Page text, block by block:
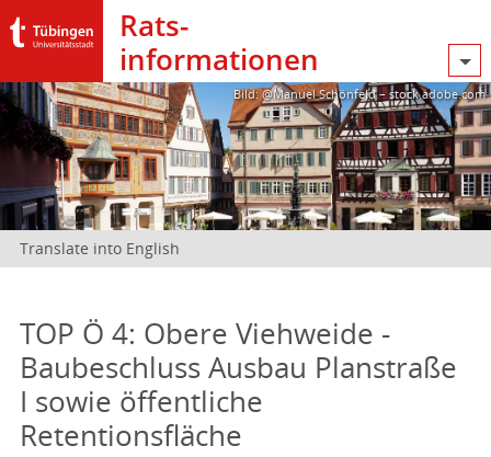
Rats­
informationen
Bild: @Manuel Schönfeld – stock.adobe.com
Translate into English
TOP Ö 4: Obere Viehweide -
Baubeschluss Ausbau Planstraße
I sowie öffentliche
Retentionsfläche